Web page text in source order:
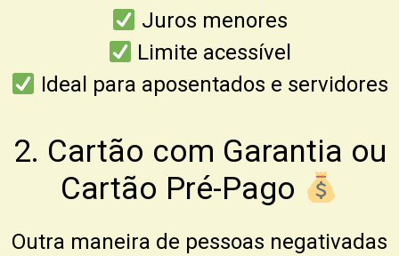
Juros menores
Limite acessível
Ideal para aposentados e servidores
2. Cartão com Garantia ou
Cartão Pré-Pago
Outra maneira de pessoas negativadas